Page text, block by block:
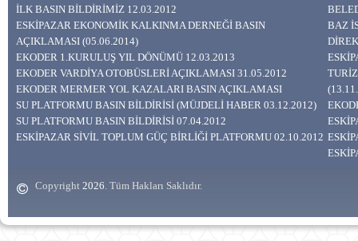
İLK BASIN BİLDİRİMİZ 12.03.2012
ESKİPAZAR EKONOMİK KALKINMA DERNEĞİ BASIN
AÇIKLAMASI (05.06.2014)
EKODER 1.KURULUŞ YIL DÖNÜMÜ 12.03.2013
EKODER VARDİYA OTOBÜSLERİ AÇIKLAMASI 31.05.2012
EKODER MERMER YOL KAZALARI BASIN AÇIKLAMASI
SU PLATFORMU BASIN BİLDİRİSİ (MÜJDELİ HABER 03.12.2012)
SU PLATFORMU BASIN BİLDİRİSİ 07.04.2012
ESKİPAZAR SİVİL TOPLUM GÜÇ BİRLİĞİ PLATFORMU 02.10.2012
BAZ
Copyright 2026 . Tüm Hakları Saklıdır.